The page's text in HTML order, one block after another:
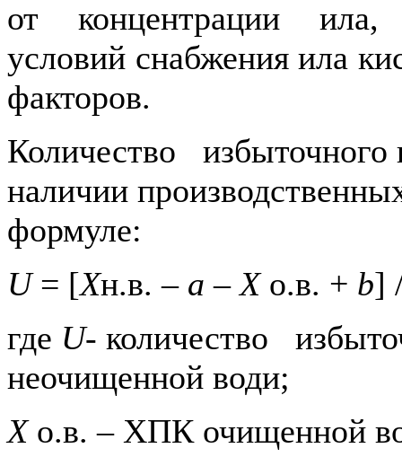
от концентрации ила,
условий снабжения ила
факторов.
Количество избыточного
наличии
формуле:
U= [Xн.в. – а– Хо.в. + b]
где U- количество
неочищенной води;
Хо.в. – ХПК очищенной